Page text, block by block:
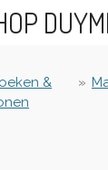
&
»